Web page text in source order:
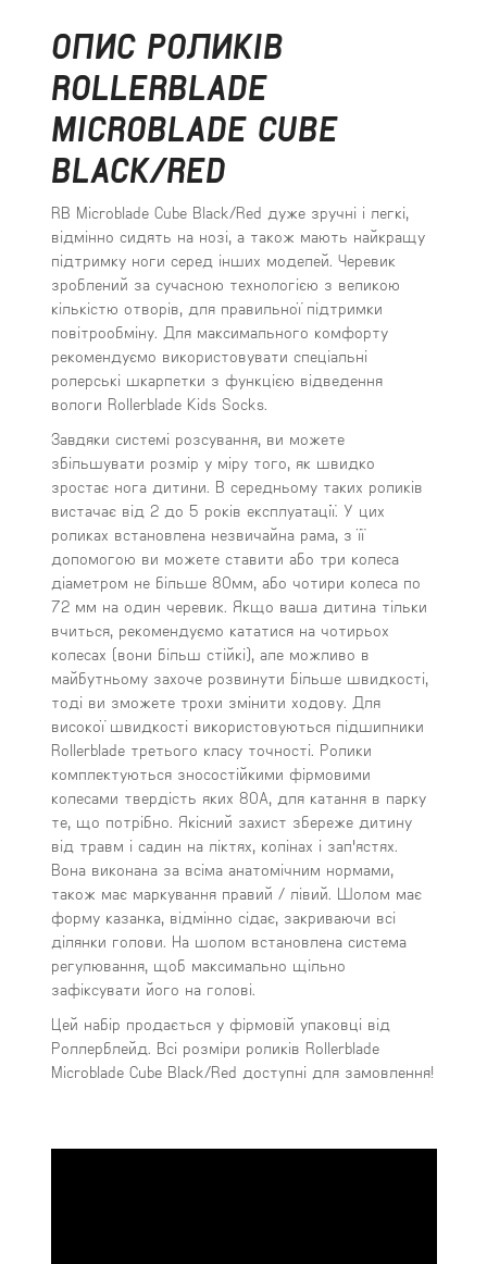
ОПИС РОЛИКІВ
ROLLERBLADE
MICROBLADE CUBE
BLACK/RED
RB Microblade Cube Black/Red дуже зручні і легкі,
відмінно сидять на нозі, а також мають найкращу
підтримку ноги серед інших моделей. Черевик
зроблений за сучасною технологією з великою
кількістю отворів, для правильної підтримки
повітрообміну. Для максимального комфорту
рекомендуємо використовувати спеціальні
ролерські шкарпетки з функцією відведення
вологи Rollerblade Kids Socks.
Завдяки системі розсування, ви можете
збільшувати розмір у міру того, як швидко
зростає нога дитини. В середньому таких роликів
вистачає від 2 до 5 років експлуатації. У цих
роликах встановлена ​​незвичайна рама, з її
допомогою ви можете ставити або три колеса
діаметром не більше 80мм, або чотири колеса по
72 мм на один черевик. Якщо ваша дитина тільки
вчиться, рекомендуємо кататися на чотирьох
колесах (вони більш стійкі), але можливо в
майбутньому захоче розвинути більше швидкості,
тоді ви зможете трохи змінити ходову. Для
високої швидкості використовуються підшипники
Rollerblade третього класу точності. Ролики
комплектуються зносостійкими фірмовими
колесами твердість яких 80А, для катання в парку
те, що потрібно. Якісний захист збереже дитину
від травм і садин на ліктях, колінах і зап'ястях.
Вона виконана за всіма анатомічним нормами,
також має маркування правий / лівий. Шолом має
форму казанка, відмінно сідає, закриваючи всі
ділянки голови. На шолом встановлена ​​система
регулювання, щоб максимально щільно
зафіксувати його на голові.
Цей набір продається у фірмовій упаковці від
Роллерблейд. Всі розміри роликів Rollerblade
Microblade Cube Black/Red доступні для замовлення!